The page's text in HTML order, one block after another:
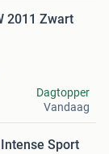
2011 Zwart
Dagtopper
Vandaag
Sport